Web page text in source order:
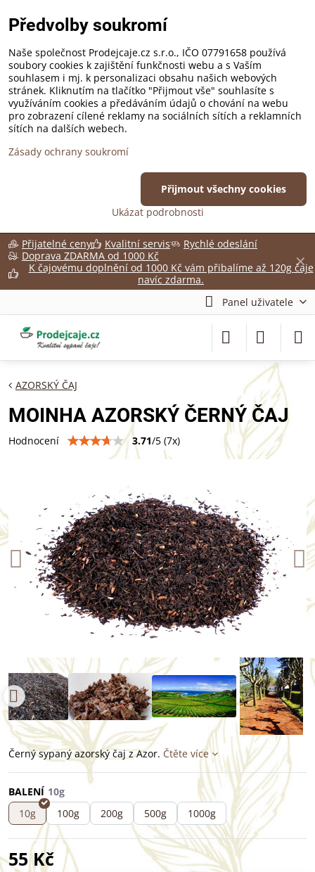
✕
Přijatelné ceny Kvalitní servis
Rychlé odeslání
Doprava ZDARMA od 1000 Kč
K čajovému doplnění od 1000 Kč vám přibalíme až 120g čaje
navíc zdarma.
Panel uživatele
AZORSKÝ ČAJ
MOINHA AZORSKÝ ČERNÝ ČAJ
Hodnocení 3.71/5 (7x)
Černý sypaný azorský čaj z Azor. Čtěte více
BALENÍ
10g
100g 200g 500g 1000g
55 Kč
Předvolby soukromí
Naše společnost Prodejcaje.cz s.r.o., IČO 07791658 používá
soubory cookies k zajištění funkčnosti webu a s Vaším
souhlasem i mj. k personalizaci obsahu našich webových
stránek. Kliknutím na tlačítko "Přijmout vše" souhlasíte s
využíváním cookies a předáváním údajů o chování na webu
pro zobrazení cílené reklamy na sociálních sítích a reklamních
sítích na dalších webech.
Zásady ochrany soukromí
Ukázat podrobnosti
Přijmout všechny cookies